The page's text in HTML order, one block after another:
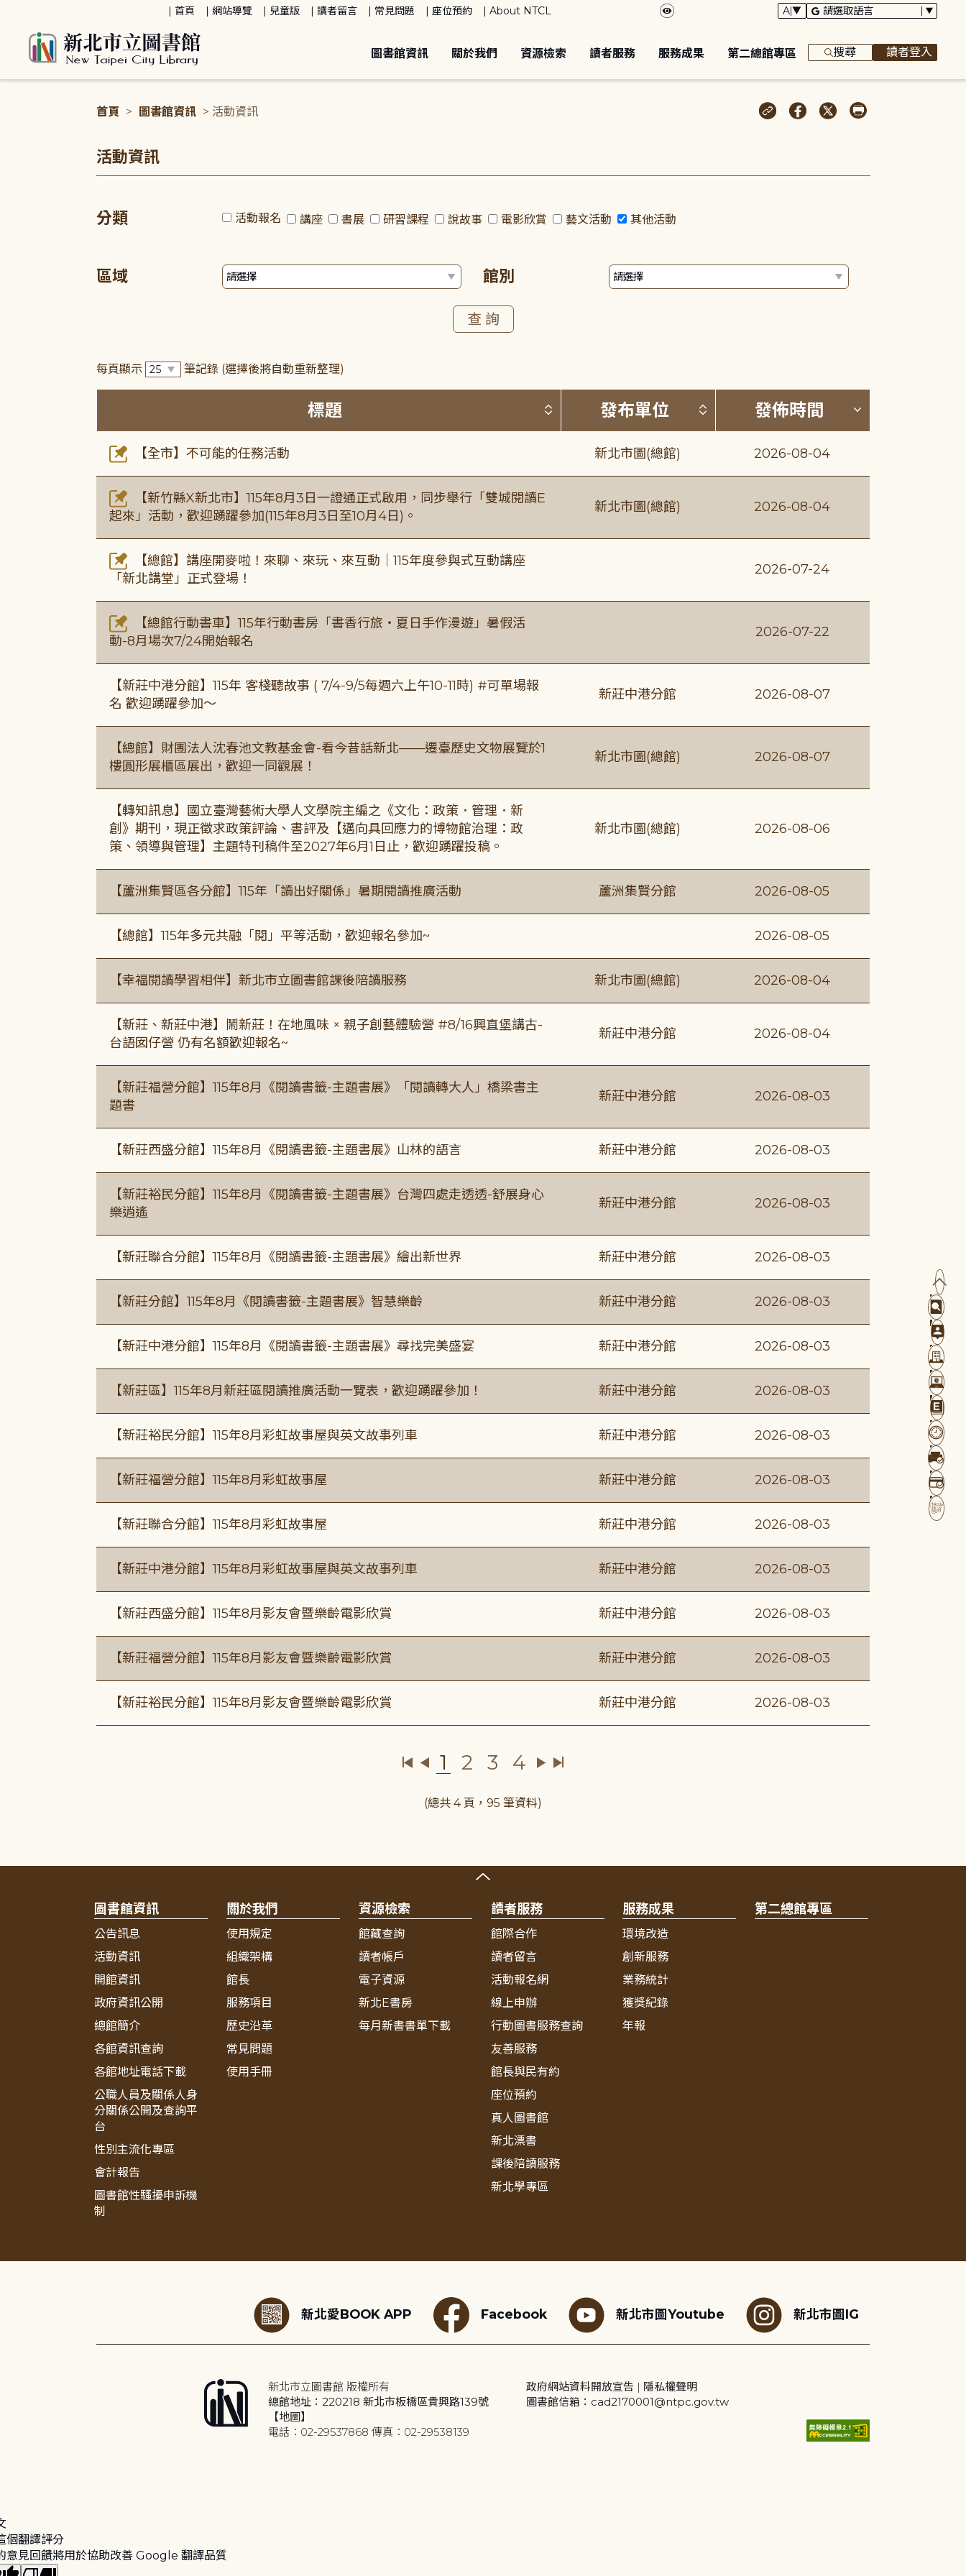
首頁 網站導覽 兒童版 讀者留言 常見問題 座位預約 About NTCL
圖書館資訊 關於我們 資源檢索 讀者服務 服務成果 第二總館專區 搜尋 讀者登入
首頁 > 圖書館資訊 > 活動資訊
活動資訊
分類 活動報名 講座 書展 研習課程 說故事 電影欣賞 藝文活動 其他活動
區域 館別
每頁顯示 筆記錄 (選擇後將自動重新整理)
標題 按標題排序 (升降冪)
發布單位 按發布單位排序 (升降冪)
發佈時間 按發佈時間
【全市】不可能的任務活動 新北市圖(總館) 2026-08-04
【新竹縣X新北市】115年8月3日一證通正式啟用，同步舉行「雙城閱讀E
起來」活動，歡迎踴躍參加(115年8月3日至10月4日)。
新北市圖(總館) 2026-08-04
【總館】講座開麥啦！來聊、來玩、來互動｜115年度參與式互動講座
「新北講堂」正式登場！
2026-07-24
【總館行動書車】115年行動書房「書香行旅・夏日手作漫遊」暑假活
動-8月場次7/24開始報名
2026-07-22
【新莊中港分館】115年 客棧聽故事 ( 7/4-9/5每週六上午10-11時) #可單場報
名 歡迎踴躍參加～
新莊中港分館 2026-08-07
【總館】財團法人沈春池文教基金會-看今昔話新北——遷臺歷史文物展覽於1
樓圓形展櫃區展出，歡迎一同觀展！
新北市圖(總館) 2026-08-07
【轉知訊息】國立臺灣藝術大學人文學院主編之《文化：政策．管理．新
創》期刊，現正徵求政策評論、書評及【邁向具回應力的博物館治理：政
策、領導與管理】主題特刊稿件至2027年6月1日止，歡迎踴躍投稿。
新北市圖(總館) 2026-08-06
【蘆洲集賢區各分館】115年「讀出好關係」暑期閱讀推廣活動 蘆洲集賢分館 2026-08-05
【總館】115年多元共融「閱」平等活動，歡迎報名參加~ 2026-08-05
【幸福閱讀學習相伴】新北市立圖書館課後陪讀服務 新北市圖(總館) 2026-08-04
【新莊、新莊中港】鬧新莊！在地風味 × 親子創藝體驗營 #8/16興直堡講古-
台語囡仔營 仍有名額歡迎報名~
新莊中港分館 2026-08-04
【新莊福營分館】115年8月《閱讀書籤-主題書展》「閱讀轉大人」橋梁書主
題書
新莊中港分館 2026-08-03
【新莊西盛分館】115年8月《閱讀書籤-主題書展》山林的語言 新莊中港分館 2026-08-03
【新莊裕民分館】115年8月《閱讀書籤-主題書展》台灣四處走透透-舒展身心
樂逍遙
新莊中港分館 2026-08-03
【新莊聯合分館】115年8月《閱讀書籤-主題書展》繪出新世界 新莊中港分館 2026-08-03
【新莊分館】115年8月《閱讀書籤-主題書展》智慧樂齡 新莊中港分館 2026-08-03
【新莊中港分館】115年8月《閱讀書籤-主題書展》尋找完美盛宴 新莊中港分館 2026-08-03
【新莊區】115年8月新莊區閱讀推廣活動一覽表，歡迎踴躍參加！ 新莊中港分館 2026-08-03
【新莊裕民分館】115年8月彩虹故事屋與英文故事列車 新莊中港分館 2026-08-03
【新莊福營分館】115年8月彩虹故事屋 新莊中港分館 2026-08-03
【新莊聯合分館】115年8月彩虹故事屋 新莊中港分館 2026-08-03
【新莊中港分館】115年8月彩虹故事屋與英文故事列車 新莊中港分館 2026-08-03
【新莊西盛分館】115年8月影友會暨樂齡電影欣賞 新莊中港分館 2026-08-03
【新莊福營分館】115年8月影友會暨樂齡電影欣賞 新莊中港分館 2026-08-03
【新莊裕民分館】115年8月影友會暨樂齡電影欣賞 新莊中港分館 2026-08-03
1 2 3 4
(總共 4 頁，95 筆資料)
圖書館資訊
公告訊息
活動資訊
開館資訊
政府資訊公開
總館簡介
各館資訊查詢
各館地址電話下載
公職人員及關係人身
分關係公開及查詢平
台
性別主流化專區
會計報告
圖書館性騷擾申訴機
制
關於我們
使用規定
組織架構
館長
服務項目
歷史沿革
常見問題
使用手冊
資源檢索
館藏查詢
讀者帳戶
電子資源
新北E書房
每月新書書單下載
讀者服務
館際合作
讀者留言
活動報名網
線上申辦
行動圖書服務查詢
友善服務
館長與民有約
座位預約
真人圖書館
新北漂書
課後陪讀服務
新北學專區
服務成果
環境改造
創新服務
業務統計
獲獎紀錄
年報
第二總館專區
新北愛BOOK APP Facebook 新北市圖Youtube 新北市圖IG
新北市立圖書館 版權所有
總館地址：220218 新北市板橋區貴興路139號
【地圖】
電話：02-29537868 傳真：02-29538139
政府網站資料開放宣告 | 隱私權聲明
圖書館信箱：cad2170001@ntpc.gov.tw
個翻譯評分
意見回饋將用於協助改善 Google 翻譯品質